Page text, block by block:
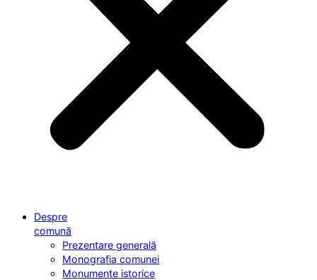
Despre
comună
Prezentare generală
Monografia comunei
Monumente istorice